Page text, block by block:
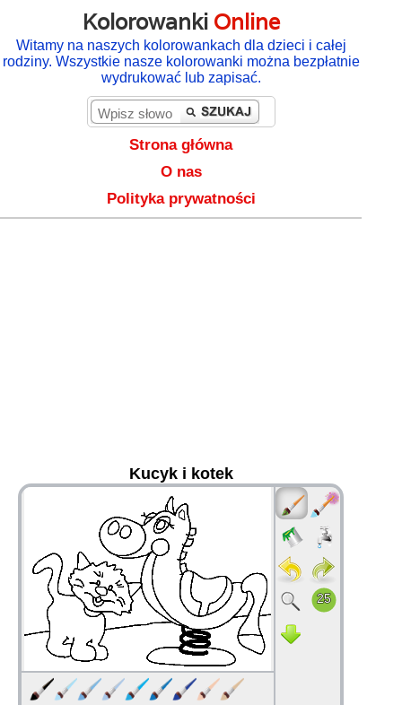
Kolorowanki Online
Witamy na naszych kolorowankach dla dzieci i całej
rodziny. Wszystkie nasze kolorowanki można bezpłatnie
wydrukować lub zapisać.
Strona główna
O nas
Polityka prywatności
Kucyk i kotek